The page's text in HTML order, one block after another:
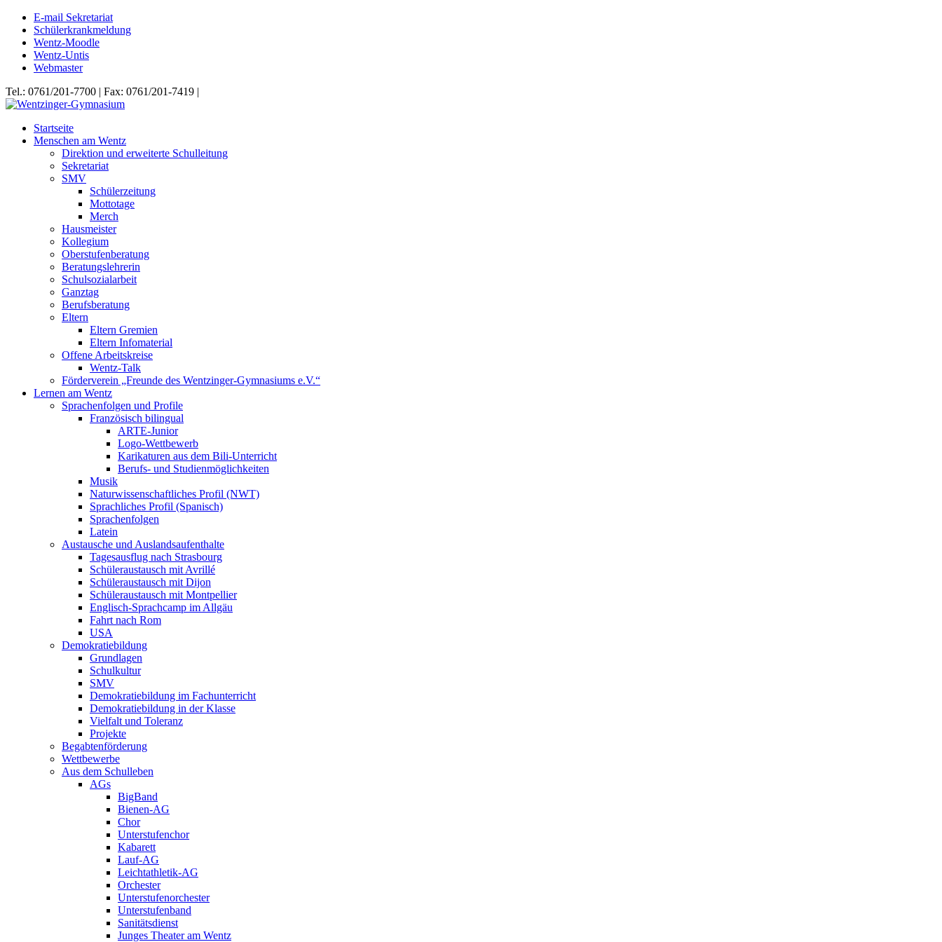
E-mail Sekretariat
Schülerkrankmeldung
Wentz-Moodle
Wentz-Untis
Webmaster
Tel.: 0761/201-7700 | Fax: 0761/201-7419 |
Startseite
Menschen am Wentz
Direktion und erweiterte Schulleitung
Sekretariat
SMV
Schülerzeitung
Mottotage
Merch
Hausmeister
Kollegium
Oberstufenberatung
Beratungslehrerin
Schulsozialarbeit
Ganztag
Berufsberatung
Eltern
Eltern Gremien
Eltern Infomaterial
Offene Arbeitskreise
Wentz-Talk
Förderverein „Freunde des Wentzinger-Gymnasiums e.V.“
Lernen am Wentz
Sprachenfolgen und Profile
Französisch bilingual
ARTE-Junior
Logo-Wettbewerb
Karikaturen aus dem Bili-Unterricht
Berufs- und Studienmöglichkeiten
Musik
Naturwissenschaftliches Profil (NWT)
Sprachliches Profil (Spanisch)
Sprachenfolgen
Latein
Austausche und Auslandsaufenthalte
Tagesausflug nach Strasbourg
Schüleraustausch mit Avrillé
Schüleraustausch mit Dijon
Schüleraustausch mit Montpellier
Englisch-Sprachcamp im Allgäu
Fahrt nach Rom
USA
Demokratiebildung
Grundlagen
Schulkultur
SMV
Demokratiebildung im Fachunterricht
Demokratiebildung in der Klasse
Vielfalt und Toleranz
Projekte
Begabtenförderung
Wettbewerbe
Aus dem Schulleben
AGs
BigBand
Bienen-AG
Chor
Unterstufenchor
Kabarett
Lauf-AG
Leichtathletik-AG
Orchester
Unterstufenorchester
Unterstufenband
Sanitätsdienst
Junges Theater am Wentz